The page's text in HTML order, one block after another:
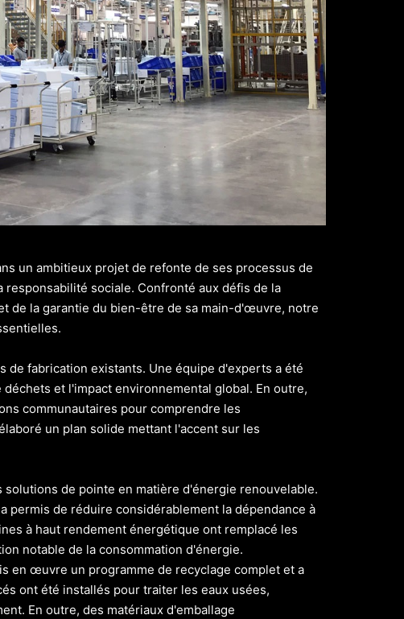
un ambitieux projet de refonte de ses processus de
sociale. Confronté aux défis de la
de la garantie du bien-être de sa main-d'œuvre, notre
de fabrication existants. Une équipe d'experts a été
et l'impact environnemental global. En outre,
communautaires pour comprendre les
un plan solide mettant l'accent sur les
de pointe en matière d'énergie renouvelable.
permis de réduire considérablement la dépendance à
à haut rendement énergétique ont remplacé les
notable de la consommation d'énergie.
en œuvre un programme de recyclage complet et a
ont été installés pour traiter les eaux usées,
En outre, des matériaux d'emballage